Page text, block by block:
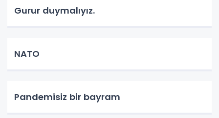
Gurur duymalıyız.
NATO
Pandemisiz bir bayram